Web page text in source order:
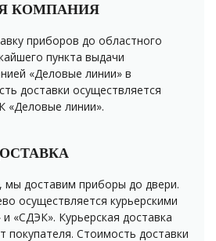
КОМПАНИЯ
приборов до областного
пункта выдачи
«Деловые линии» в
доставки осуществляется
«Деловые линии».
доставим приборы до двери.
осуществляется курьерскими
«СДЭК». Курьерская доставка
покупателя. Стоимость доставки